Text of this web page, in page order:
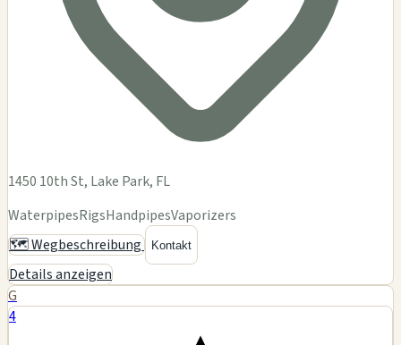
1450 10th St, Lake Park, FL
WaterpipesRigsHandpipesVaporizers
🗺️ Wegbeschreibung Kontakt
Details anzeigen
G
4